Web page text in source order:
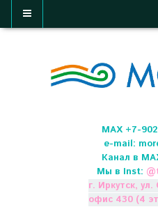
МАХ +7-
e-mail:
Канал в
Мы в Inst: @
г. Иркутск,
офис 430 (4